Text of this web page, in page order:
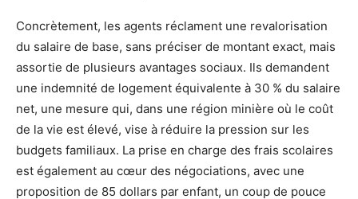
Concrètement, les agents réclament une revalorisation
du salaire de base, sans préciser de montant exact, mais
assortie de plusieurs avantages sociaux. Ils demandent
une indemnité de logement équivalente à 30 % du salaire
net, une mesure qui, dans une région minière où le coût
de la vie est élevé, vise à réduire la pression sur les
budgets familiaux. La prise en charge des frais scolaires
est également au cœur des négociations, avec une
proposition de 85 dollars par enfant, un coup de pouce